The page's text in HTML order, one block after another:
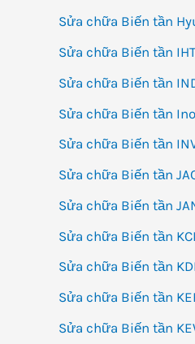
Sửa chữa Biến tần
Sửa chữa Biến tần
Sửa chữa Biến tần
Sửa chữa Biến tần
Sửa chữa Biến tần
Sửa chữa Biến tần
Sửa chữa Biến tần
Sửa chữa Biến tần
Sửa chữa Biến tần
Sửa chữa Biến tần
Sửa chữa Biến tần